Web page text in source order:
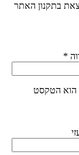
בתקנון האתר
*
הטקסט